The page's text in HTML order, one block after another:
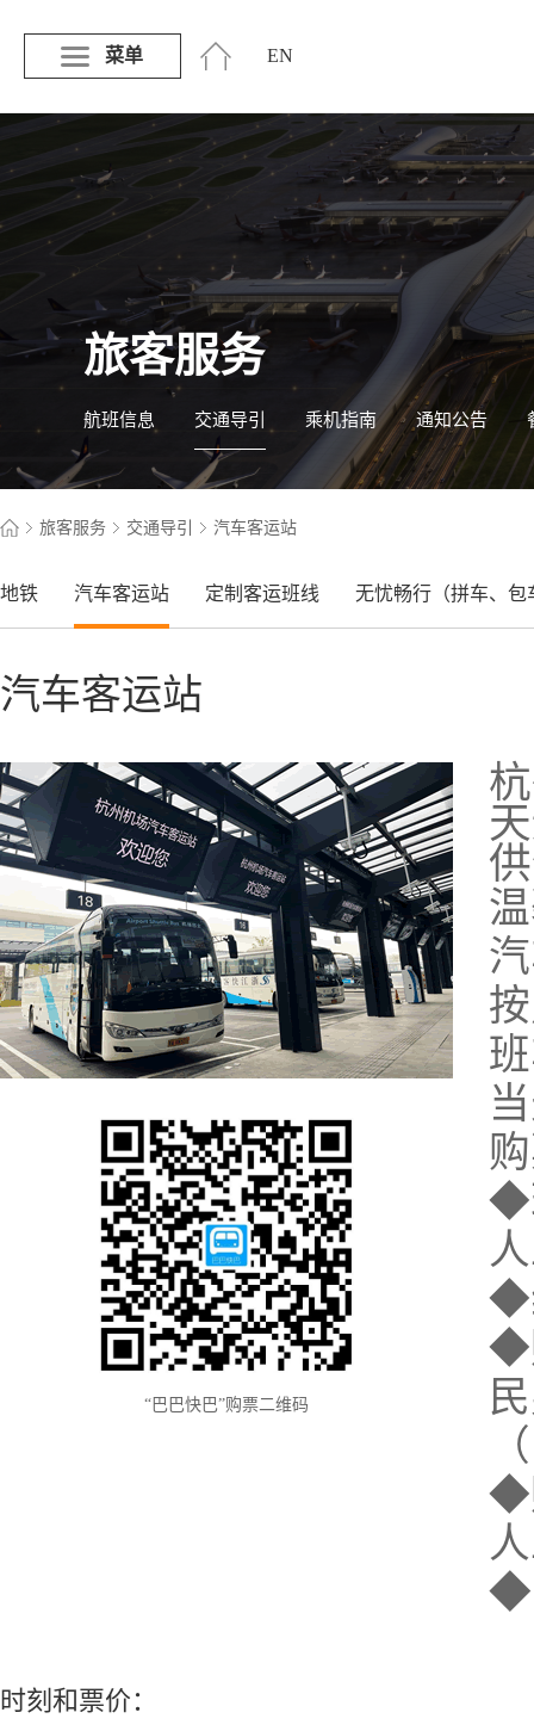
菜单 EN
旅客服务
航班信息 交通导引 乘机指南 通知公告
旅客服务 交通导引 汽车客运站
地铁 汽车客运站 定制客运班线 无忧畅行（拼车、包
汽车客运站
“巴巴快巴”购票二维码
◆
◆
◆
◆
◆
时刻和票价：